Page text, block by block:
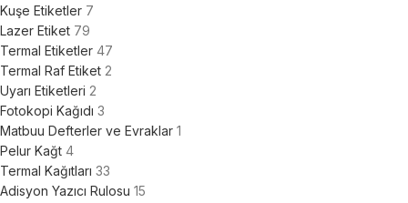
Kuşe Etiketler 7
Lazer Etiket 79
Termal Etiketler 47
Termal Raf Etiket 2
Uyarı Etiketleri 2
Fotokopi Kağıdı 3
Matbuu Defterler ve Evraklar 1
Pelur Kağt 4
Termal Kağıtları 33
Adisyon Yazıcı Rulosu 15